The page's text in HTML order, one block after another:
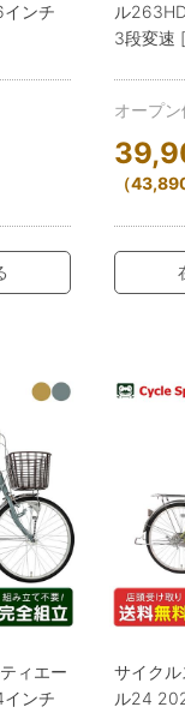
ンチ
ル
3段変速
オープン
（
ィエー
ンチ
サイク
ル24